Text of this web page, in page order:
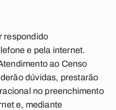
respondido
e pela internet.
ao Censo
dúvidas, prestarão
no preenchimento
e, mediante